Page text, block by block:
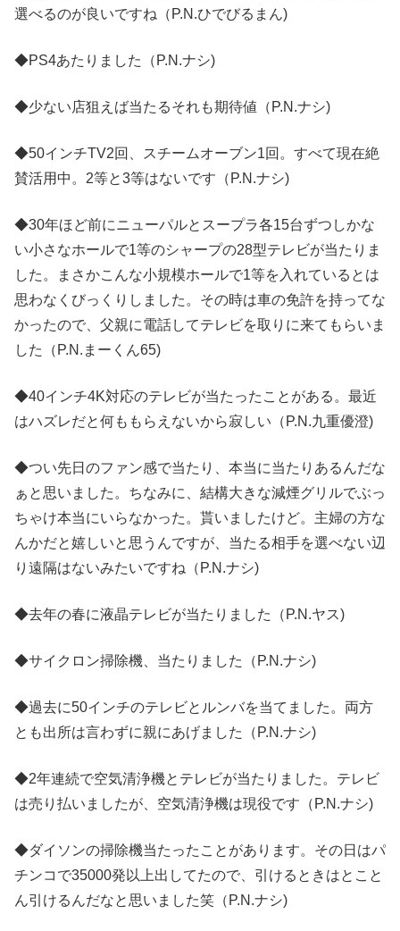
選べるのが良いですね（P.N.ひでびるまん)
◆PS4あたりました（P.N.ナシ)
◆少ない店狙えば当たるそれも期待値（P.N.ナシ)
◆50インチTV2回、スチームオーブン1回。すべて現在絶
賛活用中。2等と3等はないです（P.N.ナシ)
◆30年ほど前にニューパルとスープラ各15台ずつしかな
い小さなホールで1等のシャープの28型テレビが当たりま
した。まさかこんな小規模ホールで1等を入れているとは
思わなくびっくりしました。その時は車の免許を持ってな
かったので、父親に電話してテレビを取りに来てもらいま
した（P.N.まーくん65)
◆40インチ4K対応のテレビが当たったことがある。最近
はハズレだと何ももらえないから寂しい（P.N.九重優澄)
◆つい先日のファン感で当たり、本当に当たりあるんだな
ぁと思いました。ちなみに、結構大きな減煙グリルでぶっ
ちゃけ本当にいらなかった。貰いましたけど。主婦の方な
んかだと嬉しいと思うんですが、当たる相手を選べない辺
り遠隔はないみたいですね（P.N.ナシ)
◆去年の春に液晶テレビが当たりました（P.N.ヤス)
◆サイクロン掃除機、当たりました（P.N.ナシ)
◆過去に50インチのテレビとルンバを当てました。両方
とも出所は言わずに親にあげました（P.N.ナシ)
◆2年連続で空気清浄機とテレビが当たりました。テレビ
は売り払いましたが、空気清浄機は現役です（P.N.ナシ)
◆ダイソンの掃除機当たったことがあります。その日はパ
チンコで35000発以上出してたので、引けるときはとこと
ん引けるんだなと思いました笑（P.N.ナシ)